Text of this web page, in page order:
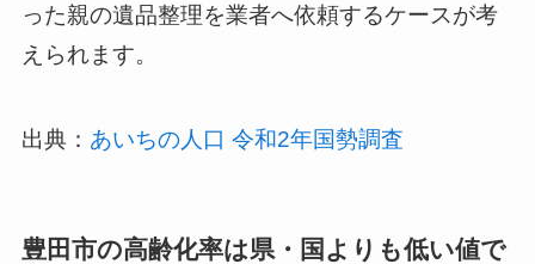
った親の遺品整理を業者へ依頼するケースが考
えられます。
出典： あいちの人口 令和2年国勢調査
豊田市の高齢化率は県・国よりも低い値で